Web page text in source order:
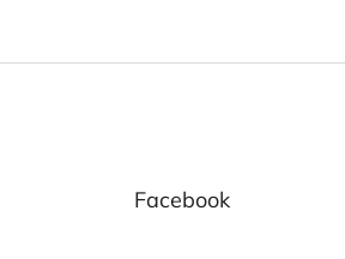
v
í
Facebook